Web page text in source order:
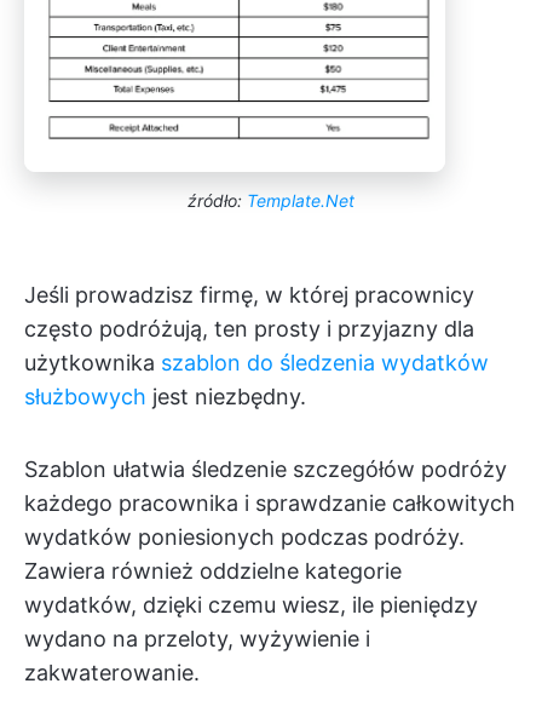
źródło: Template.Net
Jeśli prowadzisz firmę, w której pracownicy
często podróżują, ten prosty i przyjazny dla
użytkownika szablon do śledzenia wydatków
służbowych jest niezbędny.
Szablon ułatwia śledzenie szczegółów podróży
każdego pracownika i sprawdzanie całkowitych
wydatków poniesionych podczas podróży.
Zawiera również oddzielne kategorie
wydatków, dzięki czemu wiesz, ile pieniędzy
wydano na przeloty, wyżywienie i
zakwaterowanie.